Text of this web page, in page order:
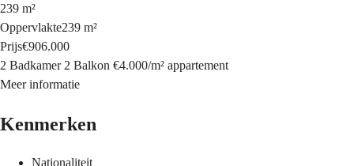
239 m²
Oppervlakte239 m²
Prijs€906.000
2 Badkamer 2 Balkon €4.000/m² appartement
Meer informatie
Kenmerken
Nationaliteit